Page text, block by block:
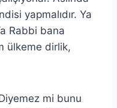
yapmalıdır. Ya
Rabbi bana
ülkeme dirlik,
mi bunu